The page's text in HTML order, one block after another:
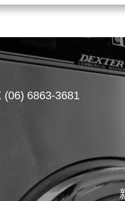
6863-3681